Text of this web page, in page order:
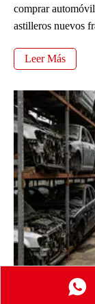
comprar
astilleros nuevos
este negocio,
correcto en la
flujo de trabajo
Leer Más